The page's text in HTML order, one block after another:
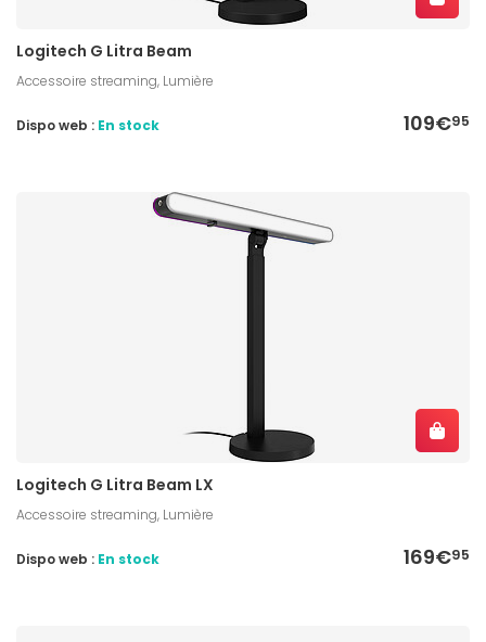
Logitech G Litra Beam
Accessoire streaming, Lumière
109€95
Dispo web : En stock
Logitech G Litra Beam LX
Accessoire streaming, Lumière
169€95
Dispo web : En stock